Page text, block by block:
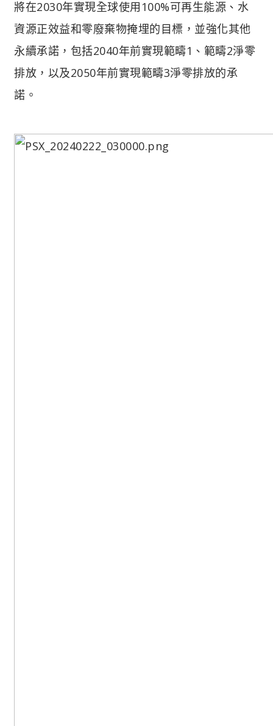
將在2030年實現全球使用100%可再生能源、水
資源正效益和零廢棄物掩埋的目標，並強化其他
永續承諾，包括2040年前實現範疇1、範疇2淨零
排放，以及2050年前實現範疇3淨零排放的承
諾。